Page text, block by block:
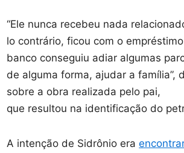
“Ele nunca recebeu nada
lo contrário, ficou com o
banco conseguiu adiar algumas
de alguma forma, ajudar a família”,
sobre a obra realizada pelo pai,
que resultou na identificação do
A intenção de Sidrônio era